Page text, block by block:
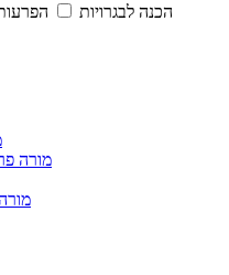
הכנה לבגרויות
מורה